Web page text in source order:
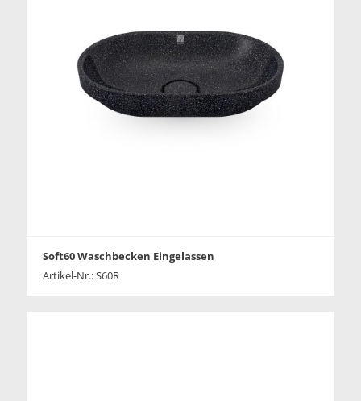
Soft60 Waschbecken Eingelassen
Artikel-Nr.: S60R